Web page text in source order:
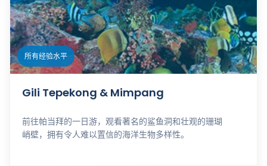
所有经验水平
Gili Tepekong & Mimpang
前往帕当拜的一日游，观看著名的鲨鱼洞和壮观的珊瑚
峭壁，拥有令人难以置信的海洋生物多样性。